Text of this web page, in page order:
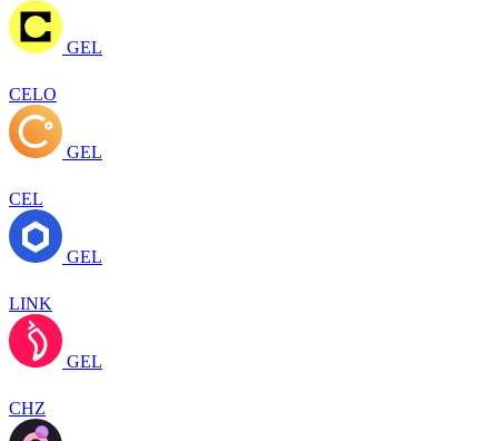
GEL
CELO
GEL
CEL
GEL
LINK
GEL
CHZ